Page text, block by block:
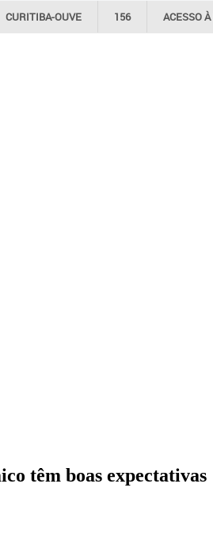
CURITIBA-OUVE 156 ACESSO À
têm boas expectativas